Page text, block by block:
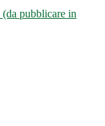
pubblicare in